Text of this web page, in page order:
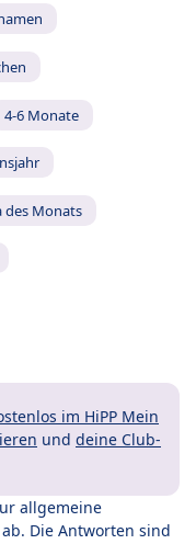
4-6 Monate
des Monats
im HiPP Mein
und deine Club-
allgemeine
Die Antworten sind